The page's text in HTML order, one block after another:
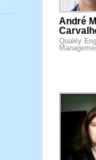
André
Quality